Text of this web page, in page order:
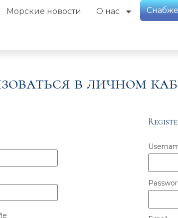
Морские новости О нас
в личном